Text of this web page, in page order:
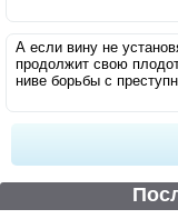
А если вину не
продолжит свою
ниве борьбы с